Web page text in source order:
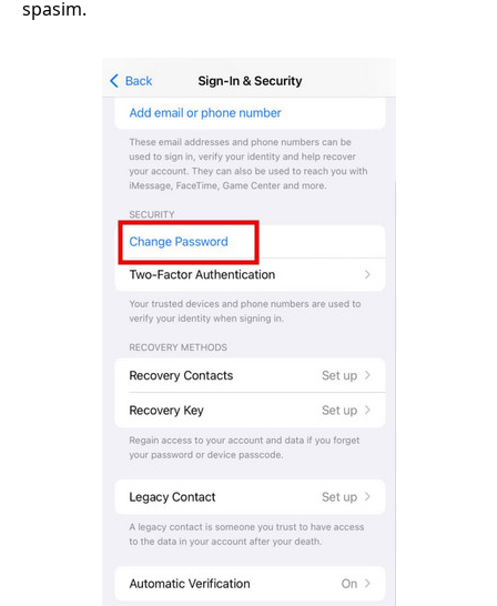
spasim.